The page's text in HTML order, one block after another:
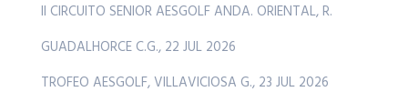
II CIRCUITO SENIOR AESGOLF ANDA. ORIENTAL, R.
GUADALHORCE C.G., 22 JUL 2026
TROFEO AESGOLF, VILLAVICIOSA G., 23 JUL 2026